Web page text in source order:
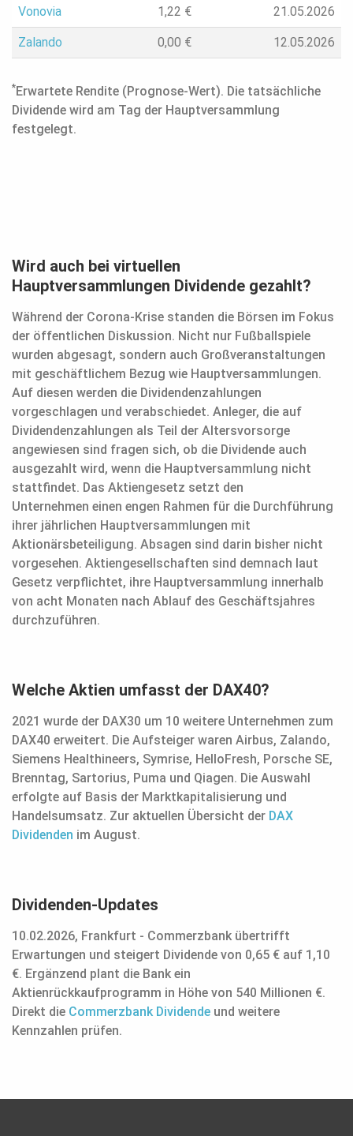
Vonovia 1,22 € 21.05.2026
Zalando 0,00 € 12.05.2026
*Erwartete Rendite (Prognose-Wert). Die tatsächliche
Dividende wird am Tag der Hauptversammlung
festgelegt.
Wird auch bei virtuellen
Hauptversammlungen Dividende gezahlt?
Während der Corona-Krise standen die Börsen im Fokus
der öffentlichen Diskussion. Nicht nur Fußballspiele
wurden abgesagt, sondern auch Großveranstaltungen
mit geschäftlichem Bezug wie Hauptversammlungen.
Auf diesen werden die Dividendenzahlungen
vorgeschlagen und verabschiedet. Anleger, die auf
Dividendenzahlungen als Teil der Altersvorsorge
angewiesen sind fragen sich, ob die Dividende auch
ausgezahlt wird, wenn die Hauptversammlung nicht
stattfindet. Das Aktiengesetz setzt den
Unternehmen einen engen Rahmen für die Durchführung
ihrer jährlichen Hauptversammlungen mit
Aktionärsbeteiligung. Absagen sind darin bisher nicht
vorgesehen. Aktiengesellschaften sind demnach laut
Gesetz verpflichtet, ihre Hauptversammlung innerhalb
von acht Monaten nach Ablauf des Geschäftsjahres
durchzuführen.
Welche Aktien umfasst der DAX40?
2021 wurde der DAX30 um 10 weitere Unternehmen zum
DAX40 erweitert. Die Aufsteiger waren Airbus, Zalando,
Siemens Healthineers, Symrise, HelloFresh, Porsche SE,
Brenntag, Sartorius, Puma und Qiagen. Die Auswahl
erfolgte auf Basis der Marktkapitalisierung und
Handelsumsatz. Zur aktuellen Übersicht der DAX
Dividenden im August.
Dividenden-Updates
10.02.2026, Frankfurt - Commerzbank übertrifft
Erwartungen und steigert Dividende von 0,65 € auf 1,10
€. Ergänzend plant die Bank ein
Aktienrückkaufprogramm in Höhe von 540 Millionen €.
Direkt die Commerzbank Dividende und weitere
Kennzahlen prüfen.